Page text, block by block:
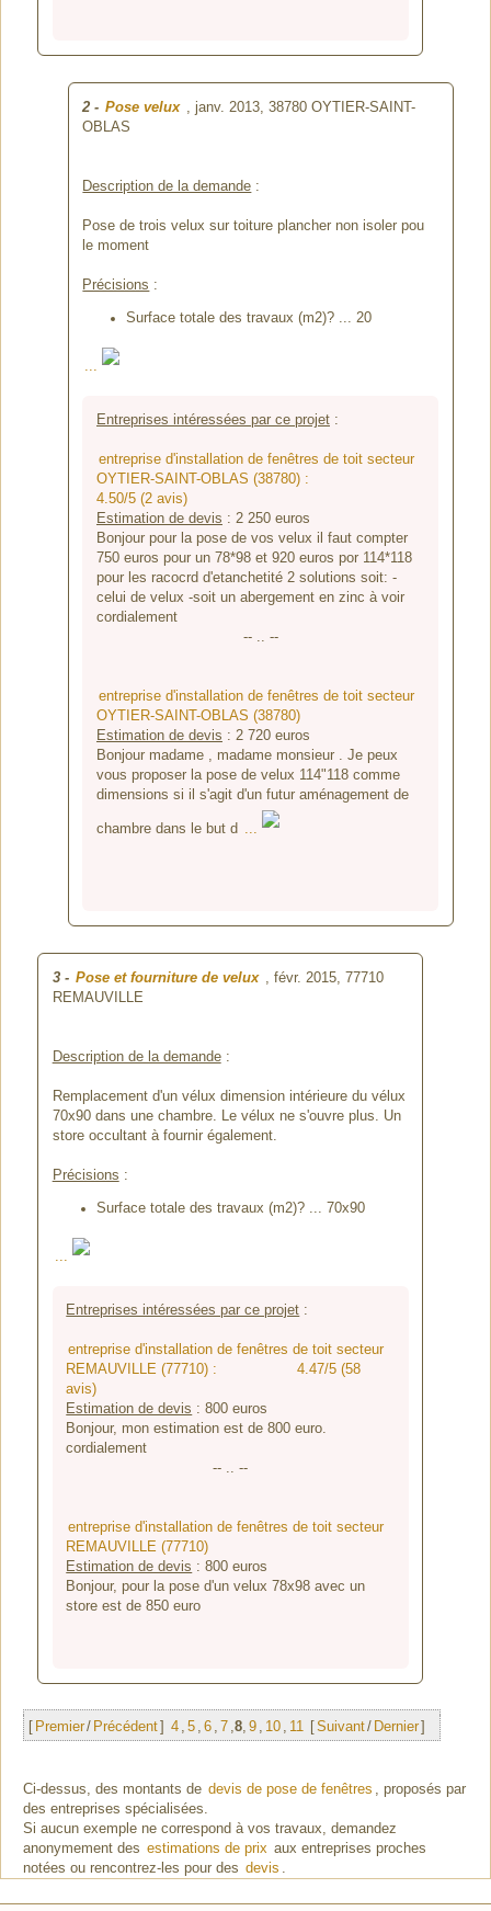
2 - Pose velux , janv. 2013,38780 OYTIER-SAINT-
OBLAS
Description de la demande :
Pose de trois velux sur toiture plancher non isoler pou
le moment
Précisions :
Surface totale des travaux (m2)? ... 20
...
Entreprises intéressées par ce projet:
entreprise d'installation de fenêtres de toit secteur
OYTIER-SAINT-OBLAS (38780) :
4.50/5 (2 avis)
Estimation de devis : 2 250euros
Bonjour pour la pose de vos velux il faut compter
750 euros pour un 78*98 et 920 euros por 114*118
pour les racocrd d'etanchetité 2 solutions soit: -
celui de velux -soit un abergement en zinc à voir
cordialement
-- .. --
entreprise d'installation de fenêtres de toit secteur
OYTIER-SAINT-OBLAS (38780)
Estimation de devis : 2 720euros
Bonjour madame , madame monsieur . Je peux
vous proposer la pose de velux 114"118 comme
dimensions si il s'agit d'un futur aménagement de
chambre dans le but d
3- Pose et fourniture de velux , févr. 2015, 77710
REMAUVILLE
Description de la demande:
Remplacement d'un vélux dimension intérieure du vélux
70x90 dans une chambre. Le vélux ne s'ouvre plus. Un
store occultant à fournir également.
Précisions :
Surface totale des travaux (m2)? ... 70x90
...
Entreprises intéressées par ce projet :
entreprise d'installation de fenêtres de toit secteur
REMAUVILLE (77710) :
4.47/5 (58
avis)
Estimation de devis :800 euros
Bonjour, mon estimation est de 800 euro.
cordialement
-- .. --
entreprise d'installation de fenêtres de toit secteur
REMAUVILLE (77710)
Estimation de devis :800 euros
Bonjour, pour la pose d'un velux 78x98 avec un
store est de 850 euro
Premier/ Précédent 4 , 5 , 6 , 7 ,8, 9 , 10 , 11 Suivant/ Dernier
Ci-dessus, des montants de devis de pose de fenêtres , proposés par
des entreprises spécialisées.
Si aucun exemple ne correspond à vos travaux, demandez
anonymement des estimations de prix aux entreprises proches
notées ou rencontrez-les pour des devis .